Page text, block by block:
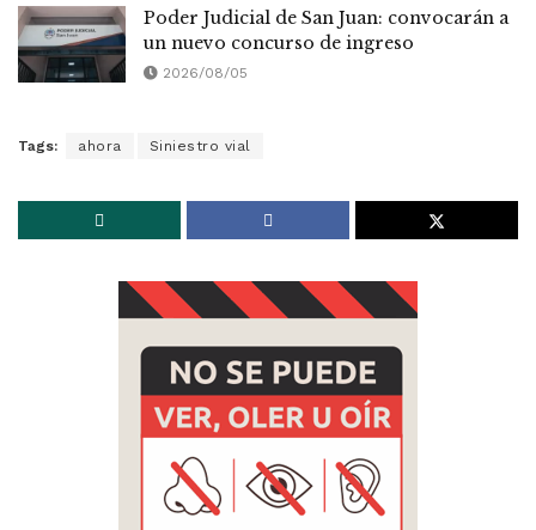
Poder Judicial de San Juan: convocarán a
un nuevo concurso de ingreso
2026/08/05
Tags: ahora Siniestro vial